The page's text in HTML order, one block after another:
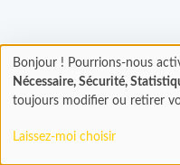
Chargement
En cours...
Bonjour ! Pourrions-nous
Nécessaire, Sécurité,
toujours modifier ou retirer
Laissez-moi choisir